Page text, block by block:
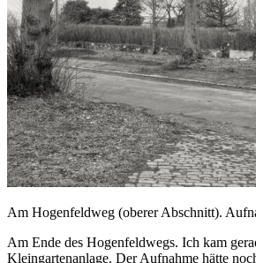
Am Hogenfeldweg (oberer Abschnitt).
Am Ende des Hogenfeldwegs. Ich kam
Kleingartenanlage. Der Aufnahme hätte